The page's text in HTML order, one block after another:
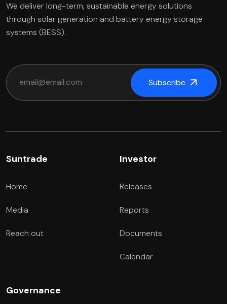
We deliver long-term, sustainable energy solutions
through solar generation and battery energy storage
systems (BESS).
Subscribe
Suntrade
Home
Media
Reach out
Investor
Releases
Reports
Documents
Calendar
Governance